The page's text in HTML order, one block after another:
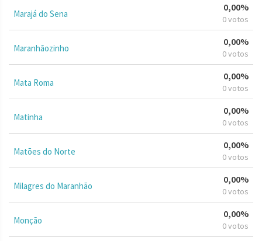
Marajá do Sena
0,00%
0 votos
Maranhãozinho
0,00%
0 votos
Mata Roma
0,00%
0 votos
Matinha
0,00%
0 votos
Matões do Norte
0,00%
0 votos
Milagres do Maranhão
0,00%
0 votos
Monção
0,00%
0 votos